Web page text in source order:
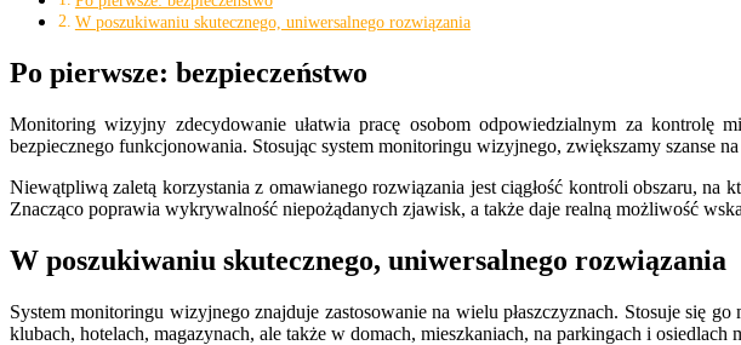
W poszukiwaniu skutecznego, uniwersalnego rozwiązania
Po pierwsze: bezpieczeństwo
Monitoring wizyjny zdecydowanie ułatwia pracę osobom odpowiedzialnym za kontrolę
bezpiecznego funkcjonowania. Stosując system monitoringu wizyjnego, zwiększamy szanse
Niewątpliwą zaletą korzystania z omawianego rozwiązania jest ciągłość kontroli obszaru,
Znacząco poprawia wykrywalność niepożądanych zjawisk, a także daje realną możliwość
W poszukiwaniu skutecznego, uniwersalnego rozwiązania
System monitoringu wizyjnego znajduje zastosowanie na wielu płaszczyznach. Stosuje się
klubach, hotelach, magazynach, ale także w domach, mieszkaniach, na parkingach i osiedlach